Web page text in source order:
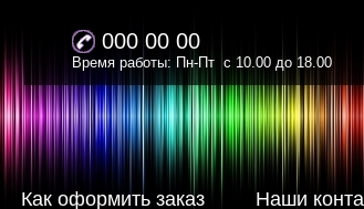
000 00 00
Время работы: Пн-Пт с 10.00 до 18.00
Как оформить заказ Наши